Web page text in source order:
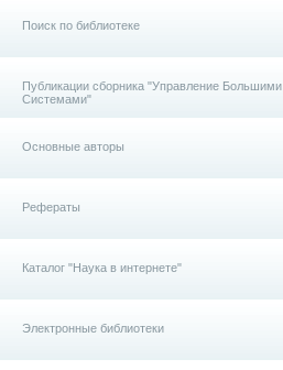
Поиск по библиотеке
Публикации сборника "Управление Большими
Системами"
Основные авторы
Рефераты
Каталог "Наука в интернете"
Электронные библиотеки